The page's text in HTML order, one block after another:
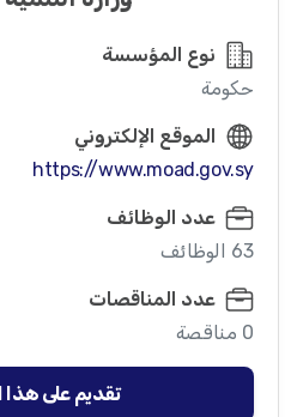
نوع المؤسسة
حكومة
الموقع الإلكتروني
https://www.moad.gov.sy
عدد الوظائف
63 الوظائف
عدد المناقصات
0 مناقصة
تقديم على